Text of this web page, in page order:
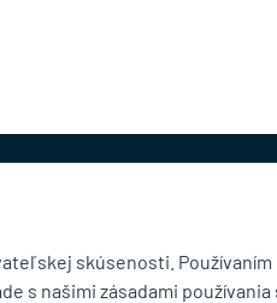
skúsenosti.
s našimi zásadami používania